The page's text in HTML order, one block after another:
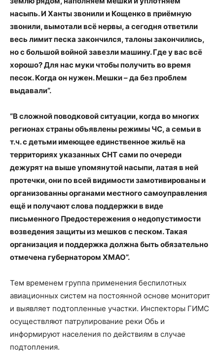
насыпь. И Ханты звонили и Кощенко в приёмную
звонили, вымотали всё нервы, а сегодня ответили
весь лимит песка закончился, талоны закончились,
но с большой войной завезли машину. Где у вас всё
хорошо? Для нас муки чтобы получить во время
песок. Когда он нужен. Мешки – да без проблем
выдавали”.
“В сложной поводковой ситуации, когда во многих
регионах страны объявлены режимы ЧС, а семьи в
т.ч. с детьми имеющее единственное жильё на
территориях указанных СНТ сами по очереди
дежурят на выше упомянутой насыпи, латая в ней
протечки, они по всей видимости замотивированы и
организованны органами местного самоуправления
ещё и получают слова поддержки в виде
письменного Предостережения о недопустимости
возведения защиты из мешков с песком. Такая
организация и поддержка должна быть обязательно
отмечена губернатором ХМАО”.
Тем временем группа применения беспилотных
авиационных систем на постоянной основе мониторит
и выявляет подтопленные участки. Инспекторы ГИМС
осуществляют патрулирование реки Обь и
информируют населения по действиям в случае
подтопления.